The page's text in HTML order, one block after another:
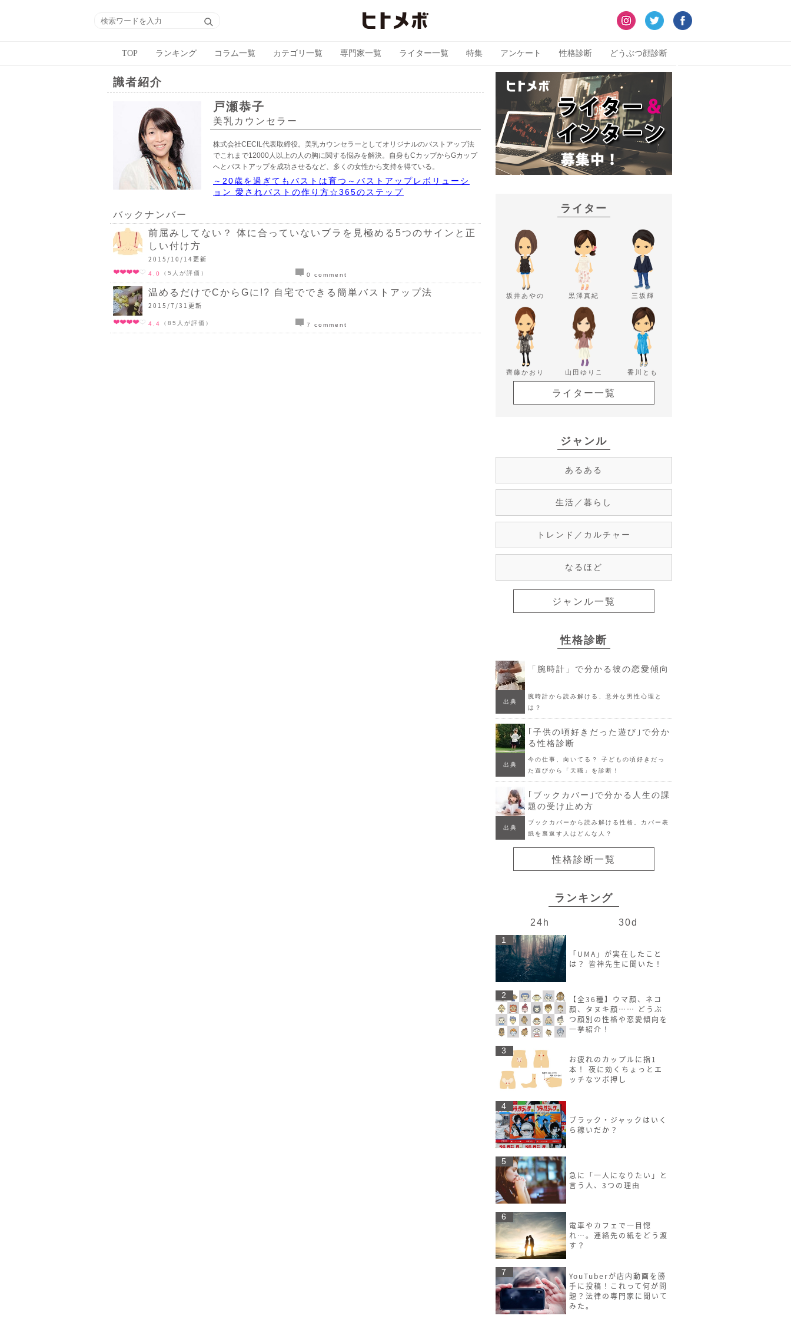
TOP ランキング コラム一覧 カテゴリ一覧 専門家一覧 ライター一覧 特集 アンケート 性格診断 どうぶつ顔診断
識者紹介
戸瀬恭子
美乳カウンセラー
株式会社CECIL代表取締役。美乳カウンセラーとしてオリジナルのバストアップ法
でこれまで12000人以上の人の胸に関する悩みを解決。自身もCカップからGカップ
へとバストアップを成功させるなど、多くの女性から支持を得ている。
～20歳を過ぎてもバストは育つ～バストアップレボリューシ
ョン 愛されバストの作り方☆365のステップ
バックナンバー
前屈みしてない？ 体に合っていないブラを見極める5つのサインと正
しい付け方
2015/10/14更新
4.0 （5人が評価） 0 comment
温めるだけでCからGに!? 自宅でできる簡単バストアップ法
2015/7/31更新
4.4 （85人が評価） 7 comment
ライター
坂井あやの 黒澤真紀 三坂輝
齊藤かおり 山田ゆりこ 香川とも
ライター一覧
ジャンル
あるある
生活／暮らし
トレンド／カルチャー
なるほど
ジャンル一覧
性格診断
「腕時計」で分かる彼の恋愛傾向
出典
腕時計から読み解ける、意外な男性心理と
は？
｢子供の頃好きだった遊び｣で分か
る性格診断
出典
今の仕事、向いてる？ 子どもの頃好きだっ
た遊びから「天職」を診断！
｢ブックカバー｣で分かる人生の課
題の受け止め方
出典
ブックカバーから読み解ける性格。カバー表
紙を裏返す人はどんな人？
性格診断一覧
ランキング
24h 30d
1
「UMA」が実在したこと
は？ 皆神先生に聞いた！
2
【全36種】ウマ顔、ネコ
顔、タヌキ顔…… どうぶ
つ顔別の性格や恋愛傾向を
一挙紹介！
3
お疲れのカップルに指1
本！ 夜に効くちょっとエ
ッチなツボ押し
4
ブラック・ジャックはいく
ら稼いだか？
5
急に「一人になりたい」と
言う人、3つの理由
6
電車やカフェで一目惚
れ…。連絡先の紙をどう渡
す？
7
YouTuberが店内動画を勝
手に投稿！これって何が問
題？法律の専門家に聞いて
みた。